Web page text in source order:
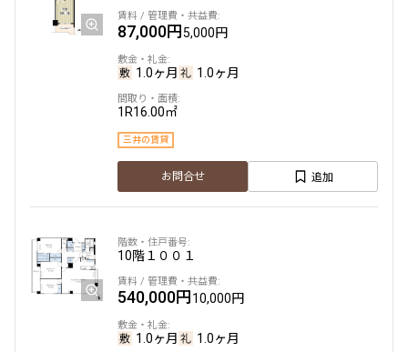
指定なし
新築
1年以内
3年以内
10年以内
20年以内
30年以内
1分以内
5分以内
10分以内
15分以内
他条件
87,000円5,000円
1.0ヶ月 1.0ヶ月
1R16.00㎡
三井の賃貸
お問合せ 追加
10階１００１
540,000円10,000円
1.0ヶ月 1.0ヶ月